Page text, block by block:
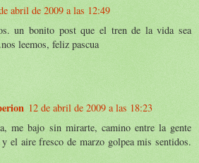
abril de 2009 a las 12:49
un bonito post que el tren de la vida sea
leemos, feliz pascua
12 de abril de 2009 a las 18:23
me bajo sin mirarte, camino entre la gente
el aire fresco de marzo golpea mis sentidos.